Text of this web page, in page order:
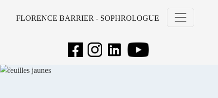
FLORENCE BARRIER - SOPHROLOGUE